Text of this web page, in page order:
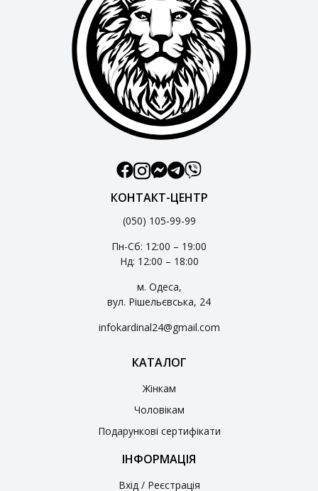
КОНТАКТ-ЦЕНТР
(050) 105-99-99
Пн-Сб: 12:00 – 19:00
Нд: 12:00 – 18:00
м. Одеса,
вул. Рішельєвська, 24
infokardinal24@gmail.com
КАТАЛОГ
Жінкам
Чоловікам
Подарункові сертифікати
ІНФОРМАЦІЯ
Вхід / Реєстрація